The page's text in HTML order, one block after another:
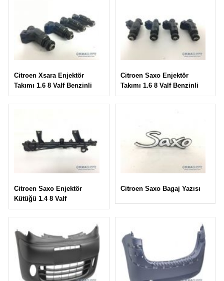
Citroen Xsara Enjektör
Takımı 1.6 8 Valf Benzinli
Citroen Saxo Enjektör
Takımı 1.6 8 Valf Benzinli
Citroen Saxo Enjektör
Kütüğü 1.4 8 Valf
Citroen Saxo Bagaj Yazısı